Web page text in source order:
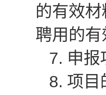
的有效
聘用的
7. 申报
8. 项目